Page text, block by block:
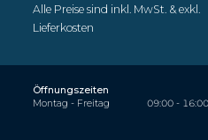
Alle Preise sind inkl. MwSt. & exkl.
Lieferkosten
Öffnungszeiten
Montag - Freitag
09:00 - 16:00